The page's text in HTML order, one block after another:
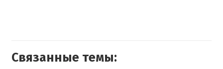
Связанные темы: